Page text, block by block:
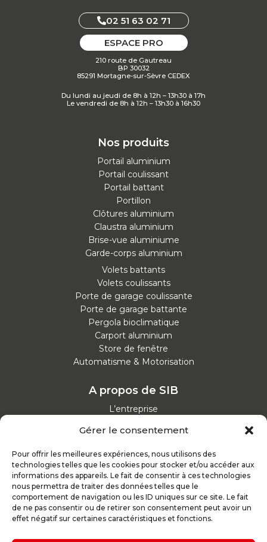
Gérer le consentement
Pour offrir les meilleures expériences, nous utilisons des
technologies telles que les cookies pour stocker et/ou accéder aux
informations des appareils. Le fait de consentir à ces technologies
nous permettra de traiter des données telles que le
comportement de navigation ou les ID uniques sur ce site. Le fait
de ne pas consentir ou de retirer son consentement peut avoir un
effet négatif sur certaines caractéristiques et fonctions.
02 51 63 02 71
ESPACE PRO
210 route de Gautreau
BP 30032
85291 Mortagne-sur-Sèvre CEDEX
Du lundi au jeudi de 8h à 12h – 13h30 à 17h
Le vendredi de 8h à 12h – 13h30 à 16h30
Nos produits
Portail aluminium
Portail coulissant
Portail battant
Portillon
Clôtures aluminium
Claustra aluminium
Brise-vue aluminiume
Garde-corps aluminium
Volets battants
Volets coulissants
Porte de garage coulissante
Porte de garage battante
Pergola bioclimatique
Carport aluminium
Store de fenêtre
Automatisme & Motorisation
A propos de SIB
L’entreprise
Parcours d'achat
Nos garanties
Nos offres d’emploi
Actualités
Inspirez-vous
Nos conseils